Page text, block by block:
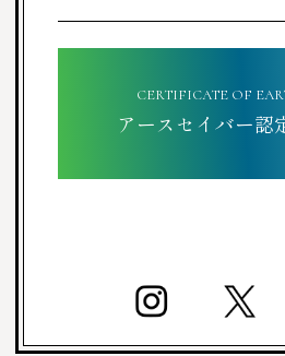
CERTIFICATE OF
アースセイバー認